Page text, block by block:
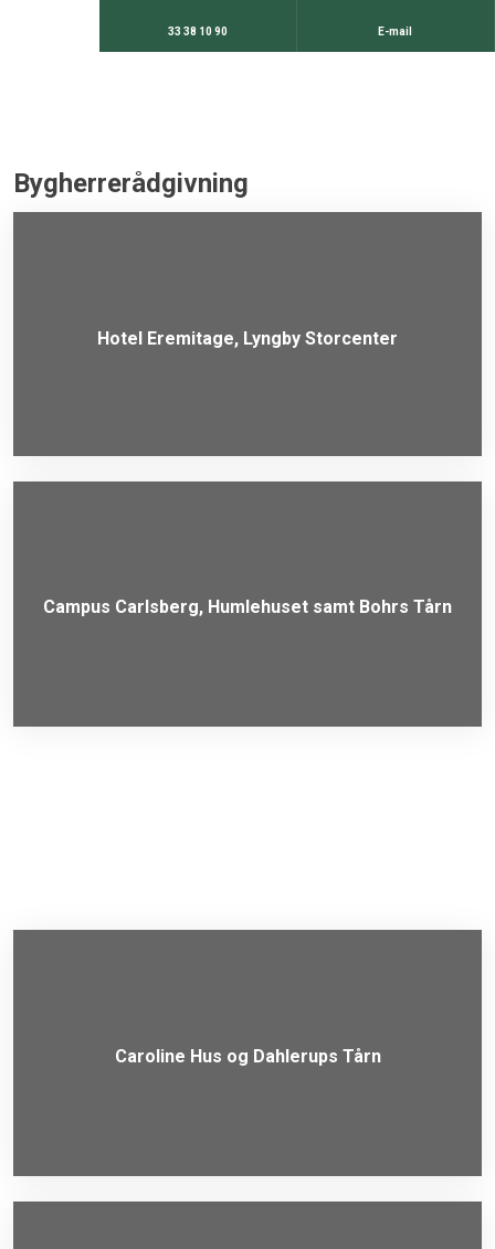
33 38 10 90 E-mail
Bygherrerådgivning​
Hotel Eremitage, Lyngby Storcenter
Campus Carlsberg, Humlehuset samt Bohrs Tårn
Caroline Hus og Dahlerups Tårn